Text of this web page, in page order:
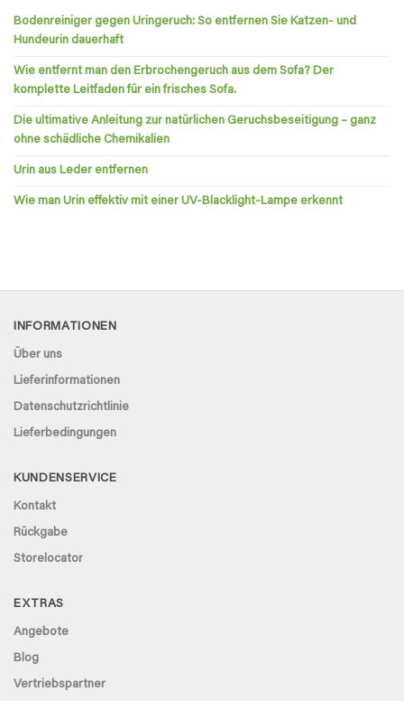
Bodenreiniger gegen Uringeruch: So entfernen Sie Katzen- und
Hundeurin dauerhaft
Wie entfernt man den Erbrochengeruch aus dem Sofa? Der
komplette Leitfaden für ein frisches Sofa.
Die ultimative Anleitung zur natürlichen Geruchsbeseitigung – ganz
ohne schädliche Chemikalien
Urin aus Leder entfernen
Wie man Urin effektiv mit einer UV-Blacklight-Lampe erkennt
INFORMATIONEN
Über uns
Lieferinformationen
Datenschutzrichtlinie
Lieferbedingungen
KUNDENSERVICE
Kontakt
Rückgabe
Storelocator
EXTRAS
Angebote
Blog
Vertriebspartner